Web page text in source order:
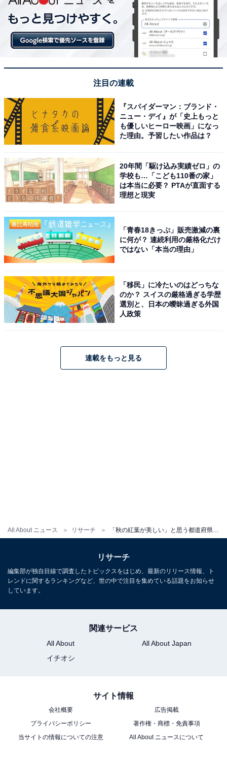
All About ニュース リサーチ
美しい桜が見られるイメージの都道府県ランキ
ング！ 2位「京都府」、1位は？
1 2
注目の連載
『スパイダーマン：ブランド・
ニュー・デイ』が「史上もっと
も優しいヒーロー映画」になっ
た理由。予習したい作品は？
20年間「駆け込み実績ゼロ」の
学校も…「こども110番の家」
は本当に必要？ PTAが直面する
理想と現実
「青春18きっぷ」販売激減の裏
に何が？ 連続利用の厳格化だけ
ではない「本当の理由」
「移民」に冷たいのはどっちな
のか？ スイスの厳格過ぎる学歴
選別と、日本の曖昧過ぎる外国
人政策
連載をもっと見る
リサーチ
編集部が独自目線で調査したトピックスをはじめ、最新のリリース情報、ト
レンドに関するランキングなど、世の中で注目を集めている話題をお知らせ
しています。
関連サービス
All About
All About Japan
イチオシ
サイト情報
会社概要
広告掲載
プライバシーポリシー
著作権・商標・免責事項
当サイトの情報についての注意
All About ニュースについて